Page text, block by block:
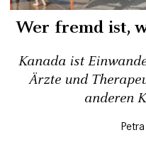
Wer fremd ist,
Kanada ist
Ärzte und
anderen